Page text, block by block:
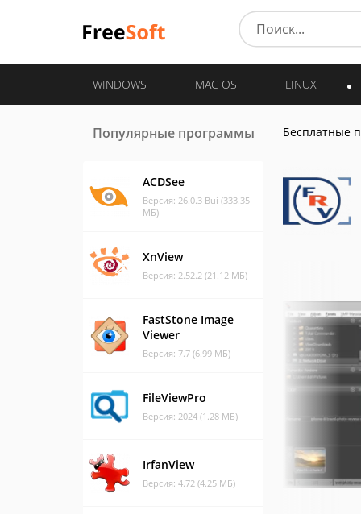
WINDOWS MAC OS LINUX
Популярные программы
ACDSee
Версия: 26.0.3 Bui (333.35
МБ)
XnView
Версия: 2.52.2 (21.12 МБ)
FastStone Image
Viewer
Версия: 7.7 (6.99 МБ)
FileViewPro
Версия: 2024 (1.28 МБ)
IrfanView
Версия: 4.72 (4.25 МБ)
Бесплатные